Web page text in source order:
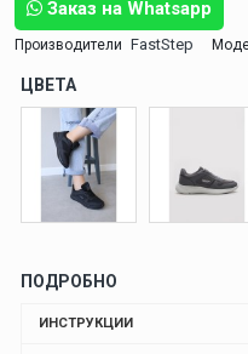
Заказ на Whatsapp
Производители FastStep
ЦВЕТА
ПОДРОБНО
ИНСТРУКЦИИ